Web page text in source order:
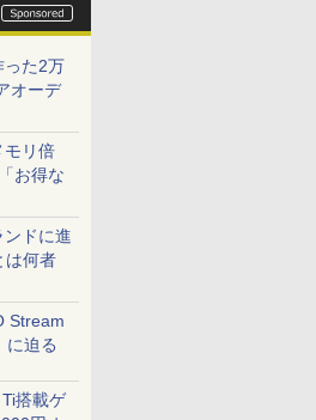
った2万
オーデ
モリ倍
お得な
ドに進
は何者
Stream
に迫る
搭載ゲ